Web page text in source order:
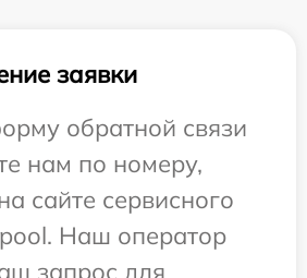
заявки
обратной связи
нам по номеру,
сайте сервисного
Наш оператор
запрос для